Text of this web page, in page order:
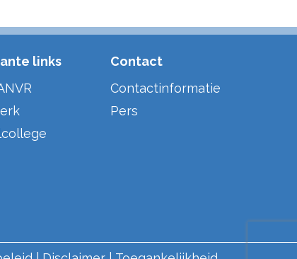
links
Contact
Contactinformatie
Pers